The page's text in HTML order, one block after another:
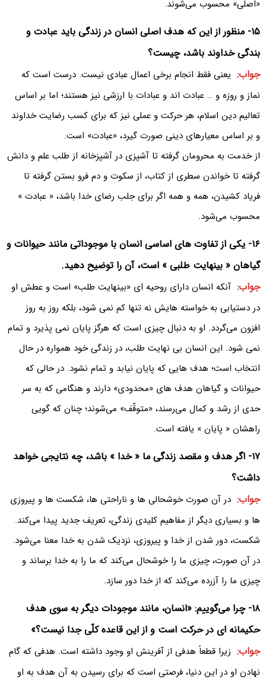
«اصلی» محسوب می‌شوند.
۱۵- منظور از این که هدف اصلی انسان در زندگی باید عبادت و
بندگی خداوند باشد، چیست؟
جواب: یعنی فقط انجام برخی اعمال عبادی نیست. درست است که
نماز و روزه و … عبادت اند و عبادات با ارزشی نیز هستند؛ اما بر اساس
تعالیم دین اسلام، هر حرکت و عملی نیز که برای کسب رضایت خداوند
و بر اساس معیارهای دینی صورت گیرد، «عبادت» است.
از خدمت به محرومان گرفته تا آشپزی در آشپزخانه از طلب علم و دانش
گرفته تا خواندن سطری از کتاب، از سکوت و دم فرو بستن گرفته تا
فریاد کشیدن، همه و همه اگر برای جلب رضای خدا باشد، « عبادت »
محسوب می‌شود.
۱۶- یکی از تفاوت های اساسی انسان با موجوداتی مانند حیوانات و
گیاهان « بینهایت طلبی » است، آن را توضیح دهید.
جواب: آنکه انسان دارای روحیه ای «بینهایت طلب» است و عطش او
در دستیابی به خواسته هایش نه تنها کم نمی شود، بلکه روز به روز
افزون می‌گردد. او به دنبال چیزی است که هرگز پایان نمی پذیرد و تمام
نمی شود. این انسان بی نهایت طلب، در زندگی خود همواره در حال
انتخاب است؛ هدف هایی که پایان نیابد و تمام نشود. در حالی که
حیوانات و گیاهان هدف های «محدودی» دارند و هنگامی که به سر
حدی از رشد و کمال می‌رسند، «متوقّف» می‌شوند؛ چنان که گویی
راهشان « پایان » یافته است.
۱۷- اگر هدف و مقصد زندگی ما « خدا » باشد، چه نتایجی خواهد
داشت؟
جواب: در آن صورت خوشحالی ها و ناراحتی ها، شکست ها و پیروزی
ها و بسیاری دیگر از مفاهیم کلیدی زندگی، تعریف جدید پیدا می‌کند.
شکست، دور شدن از خدا و پیروزی، نزدیک شدن به خدا معنا می‌شود.
در آن صورت، چیزی ما را خوشحال می‌کند که ما را به خدا برساند و
چیزی ما را آزرده می‌کند که از خدا دور سازد.
۱۸- چرا می‌گوییم: «انسان، مانند موجودات دیگر به سوی هدف
حکیمانه ای در حرکت است و از این قاعده کلّی جدا نیست؟»
جواب: زیرا قطعاً هدفی از آفرینش او وجود داشته است. هدفی که گام
نهادن او در این دنیا، فرصتی است که برای رسیدن به آن هدف به او